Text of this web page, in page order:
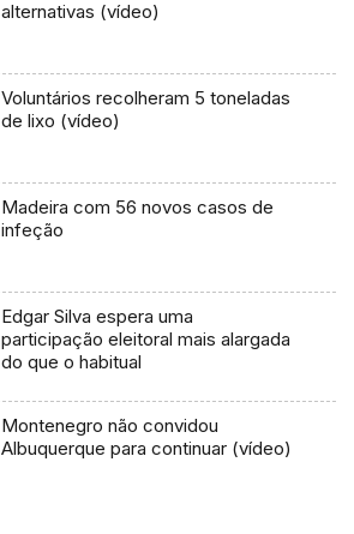
alternativas (vídeo)
Voluntários recolheram 5 toneladas
de lixo (vídeo)
Madeira com 56 novos casos de
infeção
Edgar Silva espera uma
participação eleitoral mais alargada
do que o habitual
Montenegro não convidou
Albuquerque para continuar (vídeo)